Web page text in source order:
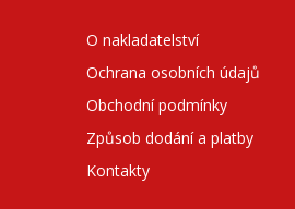
O nakladatelství
Ochrana osobních údajů
Obchodní podmínky
Způsob dodání a platby
Kontakty